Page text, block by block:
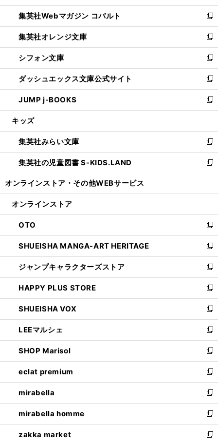
開
く
ウ
で
開
く
ン
ド
ウ
で
開
く
ウ
ィ
ン
ド
ウ
で
開
く
集英社Webマガジン コバルト
新
し
い
ウ
ィ
ン
ド
ウ
で
開
集英社オレンジ文庫
新
し
い
ウ
ィ
ン
ド
ウ
開
く
シフォン文庫
新
し
い
ウ
ィ
ン
ウ
で
開
く
ダッシュエックス文庫公式サイト
新
し
い
ウ
ン
ド
ウ
で
JUMP j-BOOKS
新
し
ウ
ィ
ン
ド
開
キッズ
集英社みらい文庫
新
し
い
ン
ウ
で
開
く
集英社の児童図書 S-KIDS.LAND
新
ウ
ン
ド
ウ
で
開
く
オンラインストア・ その他WEBサービス
オンラインストア
OTO
新
し
い
ウ
ィ
ン
ド
ウ
で
開
く
SHUEISHA MANGA-ART HERITAGE
新
し
い
ウ
ィ
ン
ド
ウ
で
開
く
ジャンプキャラクターズストア
新
し
い
ウ
ィ
ン
ド
ウ
で
開
く
HAPPY PLUS STORE
新
し
い
ウ
ィ
ン
ド
ウ
で
開
く
SHUEISHA VOX
新
し
い
ウ
ィ
ン
ド
ウ
で
開
く
LEEマルシェ
新
し
い
ウ
ィ
ン
ド
ウ
で
開
く
SHOP Marisol
新
し
い
ウ
ィ
ン
ド
ウ
で
eclat premium
新
し
い
ウ
ィ
ン
ド
mirabella
新
し
い
ウ
ィ
mirabella homme
新
し
い
zakka market
新